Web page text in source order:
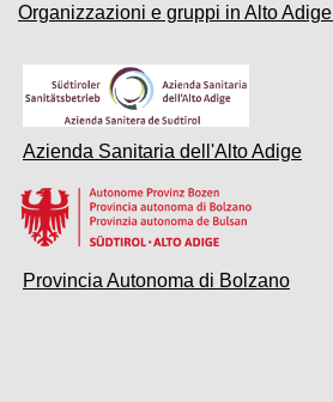
Organizzazioni e gruppi in Alto Adige
Azienda Sanitaria dell'Alto Adige
Provincia Autonoma di Bolzano